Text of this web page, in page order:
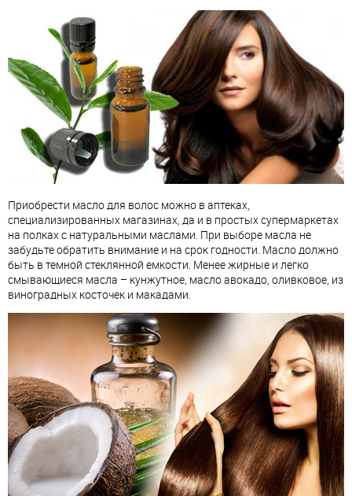
Приобрести масло для волос можно в аптеках,
специализированных магазинах, да и в простых супермаркетах
на полках с натуральными маслами. При выборе масла не
забудьте обратить внимание и на срок годности. Масло должно
быть в темной стеклянной емкости. Менее жирные и легко
смывающиеся масла – кунжутное, масло авокадо, оливковое, из
виноградных косточек и макадами.